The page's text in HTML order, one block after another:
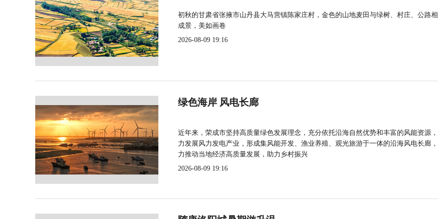
初秋的甘肃省张掖市山丹县大马营镇陈家庄村，金色的山地麦田与绿树、村庄、公路
成景，美如画卷
2026-08-09 19:16
绿色海岸 风电长廊
近年来，荣成市坚持高质量绿色发展理念，充分依托沿海自然优势和丰富的风能资源
力发展风力发电产业，形成集风能开发、渔业养殖、观光旅游于一体的沿海风电长廊
力推动当地经济高质量发展，助力乡村振兴
2026-08-09 19:16